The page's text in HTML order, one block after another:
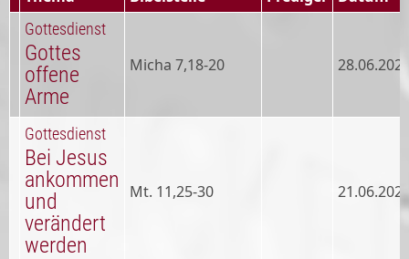
Gottesdienst
Gottes
offene
Arme
Micha 7,18-20
Gottesdienst
Bei Jesus
ankommen
und
verändert
werden
Mt. 11,25-30